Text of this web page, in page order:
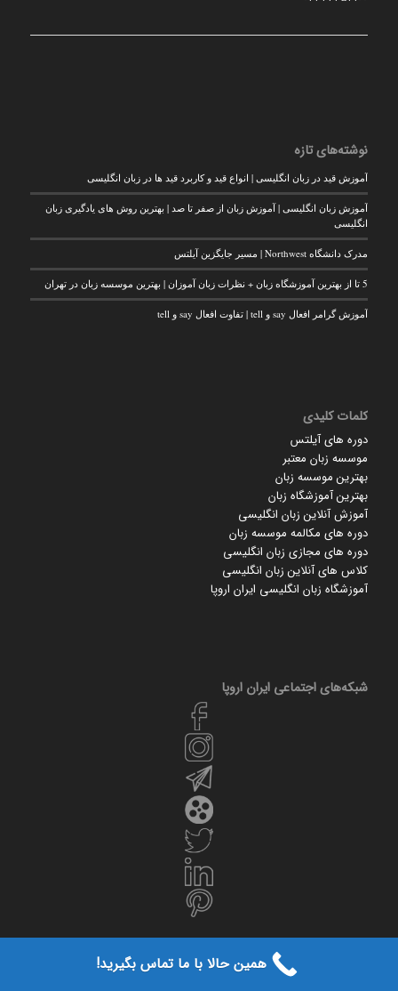
نوشته‌های تازه
آموزش قید در زبان انگلیسی | انواع قید و کاربرد قید ها در زبان انگلیسی
آموزش زبان انگلیسی | آموزش زبان از صفر تا صد | بهترین روش های یادگیری زبان
انگلیسی
مدرک دانشگاه Northwest | مسیر جایگزین آیلتس
5 تا از بهترین آموزشگاه زبان + نظرات زبان آموزان | بهترین موسسه زبان در تهران
آموزش گرامر افعال say و tell | تفاوت افعال say و tell
کلمات کلیدی
دوره های آیلتس
موسسه زبان معتبر
بهترین موسسه زبان
بهترین آموزشگاه زبان
آموزش آنلاین زبان انگلیسی
دوره های مکالمه موسسه زبان
دوره های مجازی زبان انگلیسی
کلاس های آنلاین زبان انگلیسی
آموزشگاه زبان انگلیسی ایران اروپا
شبکه‌های اجتماعی ایران‌ اروپا
همین حالا با ما تماس بگیرید!